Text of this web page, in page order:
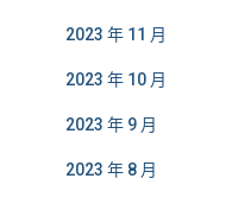
2023 年 11 月
2023 年 10 月
2023 年 9 月
2023 年 8 月